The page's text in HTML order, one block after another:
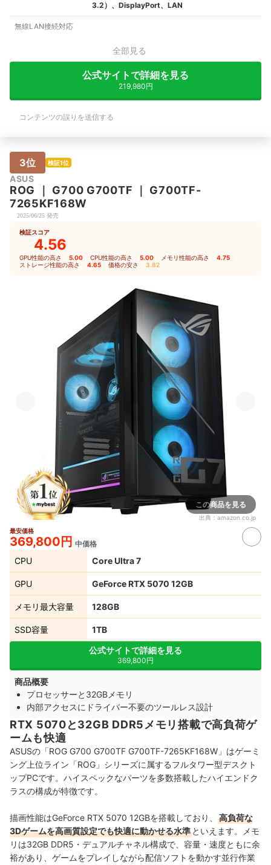
3.2）、DisplayPort、LAN
無線LAN接続対応
全部見る
公式サイトで詳細を見る
219,980円
コンテンツの誤りを送信する
3位 検証1位
ASUS
ROG G700 G700TF
G700TF-
7265KF168W
2025/06/25 発売
検証スコア
4.56
GPU性能の高さ 5.00 CPU性能の高さ 5.00 メモリ性能の高さ 4.75
ストレージ性能の高さ 4.65 価格の安さ 3.82
この商品を見る
出典： amazon.co.jp
最安価格
369,800円 中価格
CPU Core Ultra 7
GPU GeForce RTX 5070 12GB
メモリ最大容量 128GB
SSD容量
1TB
公式サイトで詳細を見る
369,800円
商品概要
プロセッサーと32GBメモリ
内部アクセスにドライバー不要のツールレス設計
RTX 5070と32GB DDR5メモリ搭載で高負荷ゲ
ームも快適
ASUSの「ROG G700 G700TF G700TF-7265KF168W」はゲーミ
ング上位ライン「ROG」シリーズに属するフルタワー型デスクト
ップPCです。ハイスペックなパーツを多数搭載したハイエンドク
ラスの構成が特徴です。
描画性能はGeForce RTX 5070 12GBを搭載しており、
高負荷な
3Dゲームを高画質設定でも快適に動かせる水準 といえます。メモ
リは32GB DDR5・デュアルチャネル構成で、容量・速度ともに余
裕があり、ゲームをプレイしながら配信ソフトを動かす並行作業